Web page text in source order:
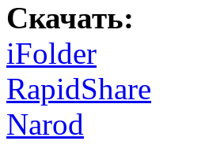
Скачать:
iFolder
RapidShare
Narod